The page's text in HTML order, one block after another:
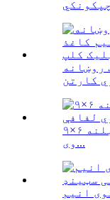
روښانه
د ویلم پاک لفافې د واده بلنه ۶×۹
وی...
انیم